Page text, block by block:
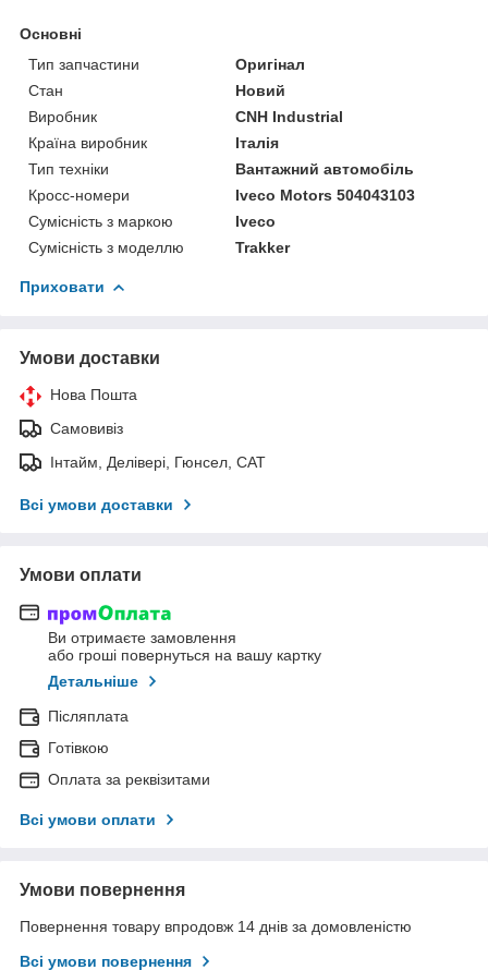
Основні
Тип запчастини
Оригінал
Стан
Новий
Виробник
CNH Industrial
Країна виробник
Італія
Тип техніки
Вантажний автомобіль
Кросс-номери
Iveco Motors 504043103
Сумісність з маркою
Iveco
Сумісність з моделлю
Trakker
Приховати
Умови доставки
Нова Пошта
Самовивіз
Інтайм, Делівері, Гюнсел, САТ
Всі умови доставки
Умови оплати
Ви отримаєте замовлення
або гроші повернуться на вашу картку
Детальніше
Післяплата
Готівкою
Оплата за реквізитами
Всі умови оплати
Умови повернення
Повернення товару впродовж 14 днів за домовленістю
Всі умови повернення